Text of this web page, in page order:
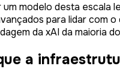
modelo desta escala
para lidar com
da xAI da maioria
a